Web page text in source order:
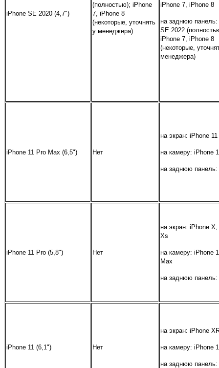
iPhone SE 2020 (4,7")
(полностью); iPhone
7, iPhone 8
(некоторые, уточнять
у менеджера)
iPhone 7, iPhone 8
на заднюю панель:
SE 2022
iPhone 7, iPhone 8
(некоторые,
менеджера)
iPhone 11 Pro Max (6,5") Нет
на экран: iPhone
на камеру: iPhone
на заднюю панель:
iPhone 11 Pro (5,8") Нет
на экран: iPhone Х,
Хs
на камеру: iPhone
Max
на заднюю панель:
iPhone 11 (6,1") Нет
на экран: iPhone
на камеру: iPhone
на заднюю панель: